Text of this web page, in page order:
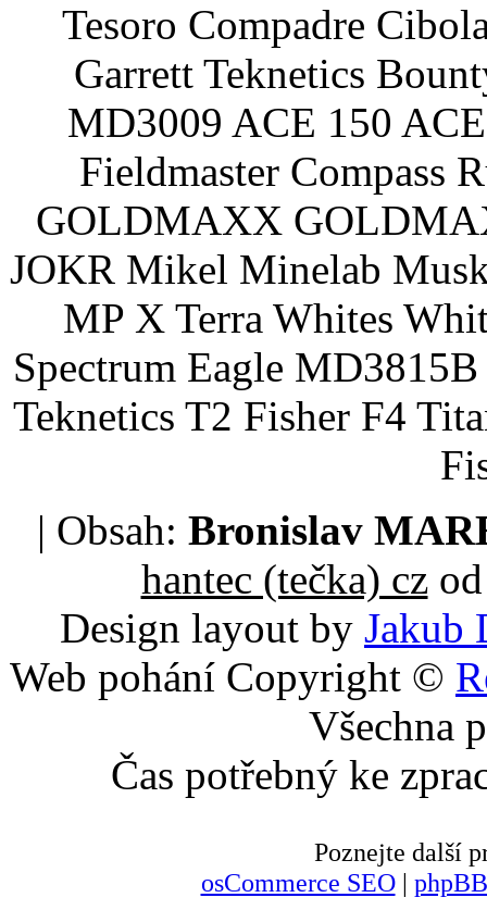
Tesoro Compadre
Garrett Teknetics
MD3009 ACE 150
Fieldmaster Compass
GOLDMAXX
JOKR Mikel Minelab
MP X Terra Whites
Spectrum Eagle
Teknetics T2 Fisher F4
| Obsah: Bronislav
hantec (tečka) czod
Design layout by Jakub
Web pohání Copyright ©
Všechna
Čas potřebný ke
Poznejte další
osCommerce SEO|